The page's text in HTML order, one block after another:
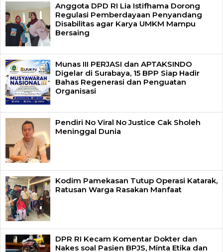
Anggota DPD RI Lia Istifhama Dorong
Regulasi Pemberdayaan Penyandang
Disabilitas agar Karya UMKM Mampu
Bersaing
Munas III PERJASI dan APTAKSINDO
Digelar di Surabaya, 15 BPP Siap Hadir
Bahas Regenerasi dan Penguatan
Organisasi
Pendiri No Viral No Justice Cak Sholeh
Meninggal Dunia
Kodim Pamekasan Tutup Operasi Katarak,
Ratusan Warga Rasakan Manfaat
DPR RI Kecam Komentar Dokter dan
Nakes soal Pasien BPJS, Minta Etika dan